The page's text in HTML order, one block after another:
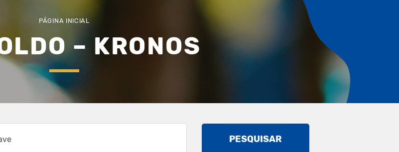
PÁGINA INICIAL
– KRONOS
PESQUISAR